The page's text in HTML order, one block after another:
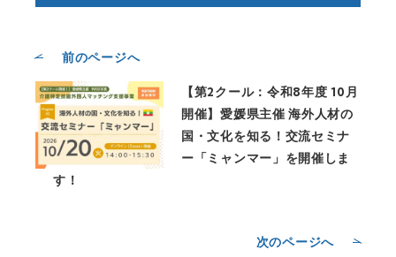
いただくためにクッキーを使用して
います。
◆個人関連情報について：入力され
た個人情報は、当社と提携する第三
者から取得したクッキー等の個人関
連情報と紐づけて上記の利用目的で
Socket Layer)暗号化措置により、
前のページへ
【第2クール：令和8年度 10月
開催】愛媛県主催 海外人材の
国・文化を知る！交流セミナ
ー「ミャンマー」を開催しま
す！
次のページへ